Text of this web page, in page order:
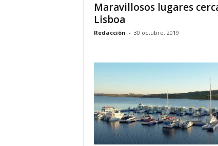
Maravillosos lugares
Lisboa
Redacción - 30 octubre, 2019